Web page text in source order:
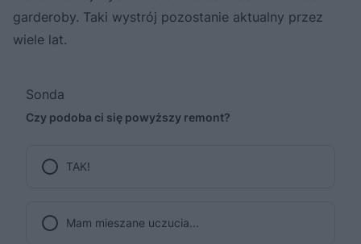
garderoby. Taki wystrój pozostanie aktualny przez
wiele lat.
Sonda
Czy podoba ci się powyższy remont?
TAK!
Mam mieszane uczucia...